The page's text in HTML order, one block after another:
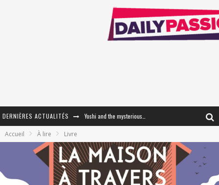
DERNIÈRES ACTUALITÉS
« The Broken Ring / This Mariage Will Fail Anyway » (Tome 2) – Préparer sa vengeance…
Accueil À lire Livre